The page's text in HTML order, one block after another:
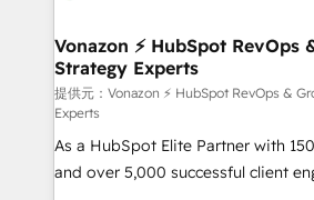
➤ L’intégration de CRM et de
pour aligner les équipes marketing,
support client (data migration,
audit et maintenance) ➤ La création de sites internet
de conversion qui transforment
opportunités d'affaires ➤ La mise en place de
Vonazon ⚡ HubSpot RevOps
Strategy Experts
提供元：Vonazon ⚡ HubSpot RevOps &
Experts
As a HubSpot Elite Partner with
and over 5,000 successful client